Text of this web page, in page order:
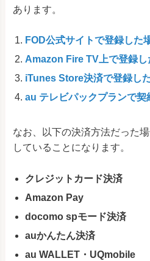
あります。
FOD公式サイトで登録した
Amazon Fire TV上で登録し
iTunes Store決済で登録し
au テレビパックプランで契
なお、以下の決済方法だった
していることになります。
クレジットカード決済
Amazon Pay
docomo spモード決済
auかんたん決済
au WALLET・UQmobile